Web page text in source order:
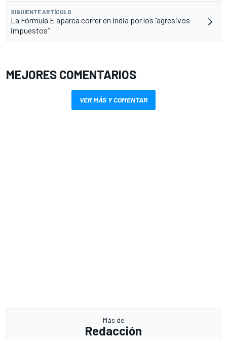
SIGUIENTE ARTÍCULO
La Fórmula E aparca correr en India por los “agresivos
impuestos”
MEJORES COMENTARIOS
VER MÁS Y COMENTAR
Más de
Redacción